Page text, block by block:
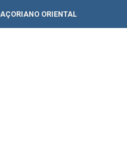
AÇORIANO ORIENTAL